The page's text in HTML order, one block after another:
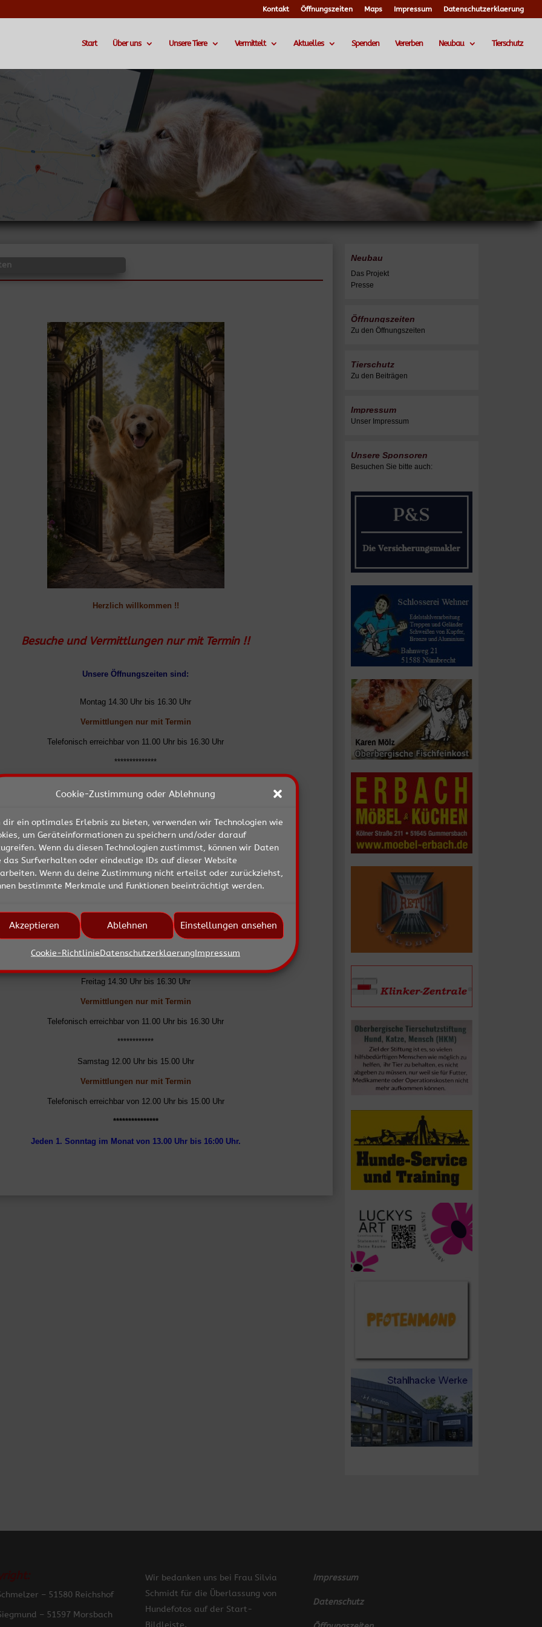
Cookie-Zustimmung oder Ablehnung
dir ein optimales Erlebnis zu bieten, verwenden wir Technologien wie
um Geräteinformationen zu speichern und/oder darauf
Wenn du diesen Technologien zustimmst, können wir Daten
das Surfverhalten oder eindeutige IDs auf dieser Website
Wenn du deine Zustimmung nicht erteilst oder zurückziehst,
bestimmte Merkmale und Funktionen beeinträchtigt werden.
Akzeptieren Ablehnen Einstellungen ansehen
Cookie-RichtlinieDatenschutzerklaerungImpressum
Kontakt Öffnungszeiten Maps Impressum Datenschutzerklaerung
Start Über uns Unsere Tiere Vermittelt Aktuelles Spenden Vererben Neubau Tierschutz
Herzlich willkommen !!
Besuche und Vermittlungen nur mit Termin !!
Unsere Öffnungszeiten sind:
Montag 14.30 Uhr bis 16.30 Uhr
Vermittlungen nur mit Termin
Telefonisch erreichbar von 11.00 Uhr bis 16.30 Uhr
**************
Vermittlungen nur mit Termin
Telefonisch erreichbar von 11.00 Uhr bis 16.30 Uhr
**************
Mittwoch Tierheim und Büro geschlossen !
****************
Vermittlungen nur mit Termin
Telefonisch erreichbar von 11.00 Uhr bis 16.30 Uhr
Freitag 14.30 Uhr bis 16.30 Uhr
Vermittlungen nur mit Termin
Telefonisch erreichbar von 11.00 Uhr bis 16.30 Uhr
************
Samstag 12.00 Uhr bis 15.00 Uhr
Vermittlungen nur mit Termin
Telefonisch erreichbar von 12.00 Uhr bis 15.00 Uhr
***************
Jeden 1. Sonntag im Monat von 13.00 Uhr bis 16:00 Uhr.
Neubau
Das Projekt
Presse
Öffnungszeiten
Zu den Öffnungszeiten
Tierschutz
Zu den Beiträgen
Impressum
Unser Impressum
Unsere Sponsoren
Besuchen Sie bitte auch:
– 51580 Reichshof
– 51597 Morsbach
Wir bedanken uns bei Frau Silvia
Schmidt für die Überlassung von
Hundefotos auf der Start-
Bildleiste.
Impressum
Datenschutz